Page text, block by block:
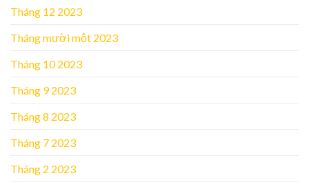
Tháng 12 2023
Tháng mười một 2023
Tháng 10 2023
Tháng 9 2023
Tháng 8 2023
Tháng 7 2023
Tháng 2 2023